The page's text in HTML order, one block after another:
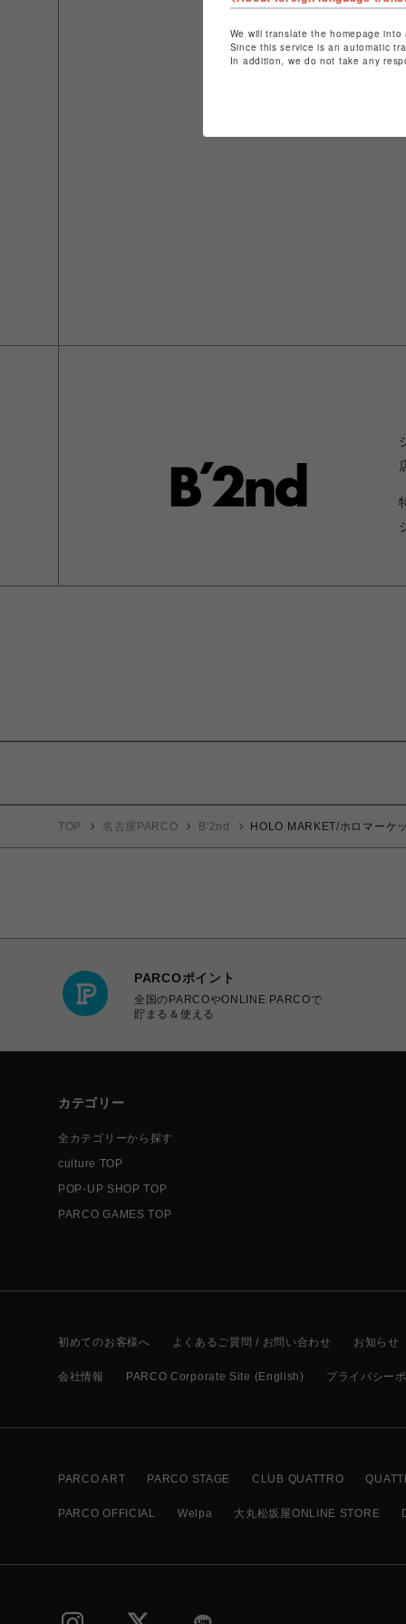
TOP 名古屋PARCO B'2nd HOLO MARKET/ホロマーケ
PARCOポイント
全国のPARCOやONLINE PARCOで
貯まる＆使える
カテゴリー
全カテゴリーから探す
culture TOP
POP-UP SHOP TOP
PARCO GAMES TOP
初めてのお客様へ よくあるご質問 / お問い合わせ お知らせ
会社情報 PARCO Corporate Site (English) プライバシー
PARCO ART PARCO STAGE CLUB QUATTRO
PARCO OFFICIAL Welpa 大丸松坂屋ONLINE STORE
We will translate the homepage
Since this service is an automatic
In addition, we do not take any